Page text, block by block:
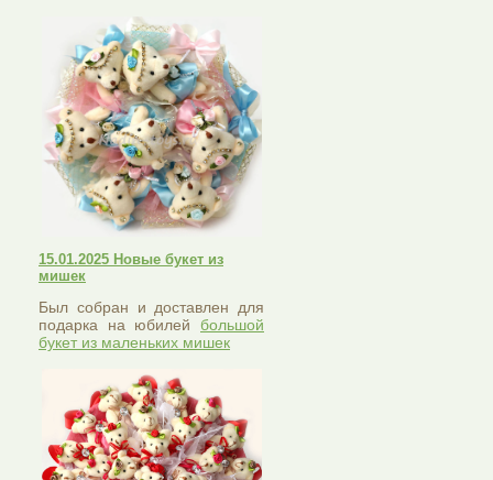
15.01.2025 Новые букет из
мишек
Был собран и доставлен для
подарка на юбилей большой
букет из маленьких мишек